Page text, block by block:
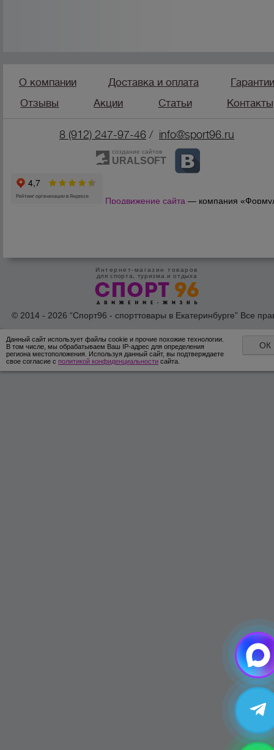
О компании Доставка и оплата
Отзывы
Акции Статьи Контакты
8 (912) 247-97-46 / info@sport96.ru
создание сайтов
URALSOFT
Продвижение сайта — компания
Интернет-магазин товаров
для спорта, туризма и отдыха
© 2014 - 2026 “Спорт96 - спорттовары в Екатеринбурге” Все
Данный сайт использует файлы cookie и прочие похожие технологии.
В том числе, мы обрабатываем Ваш IP-адрес для определения
региона местоположения. Используя данный сайт, вы подтверждаете
свое согласие с политикой конфиденциальности сайта.
ОК